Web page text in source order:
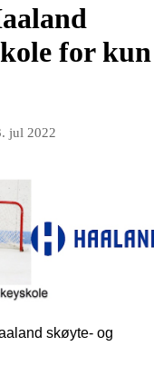
for kun
jul 2022
skøyte- og